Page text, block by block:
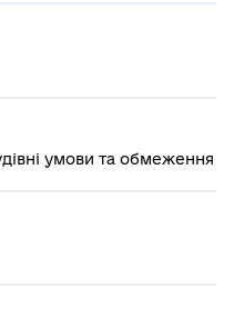
умови та обмеження